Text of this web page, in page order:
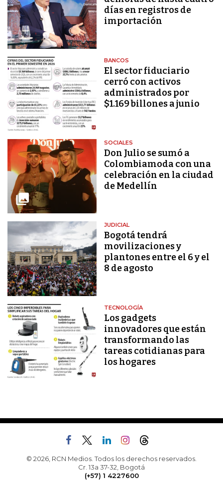
días en registros de
importación
BANCOS
El sector fiduciario
cerró con activos
administrados por
$1.169 billones a junio
SOCIALES
Don Julio se sumó a
Colombiamoda con una
celebración en la ciudad
de Medellín
JUDICIAL
Bogotá tendrá
movilizaciones y
plantones entre el 6 y el
8 de agosto
TECNOLOGÍA
Los gadgets
innovadores que están
transformando las
tareas cotidianas para
los hogares
© 2026, RCN Medios. Todos los derechos reservados.
Cr. 13a 37-32, Bogotá
(+57) 1 4227600